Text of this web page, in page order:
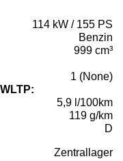
114 kW / 155 PS
Benzin
999 cm³
1 (None)
5,9 l/100km
119 g/km
D
Zentrallager